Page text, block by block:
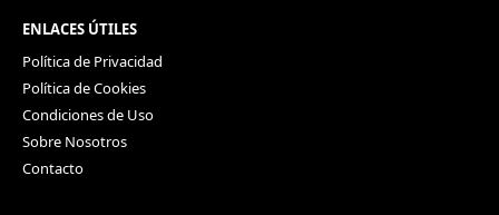
ENLACES ÚTILES
Política de Privacidad
Política de Cookies
Condiciones de Uso
Sobre Nosotros
Contacto